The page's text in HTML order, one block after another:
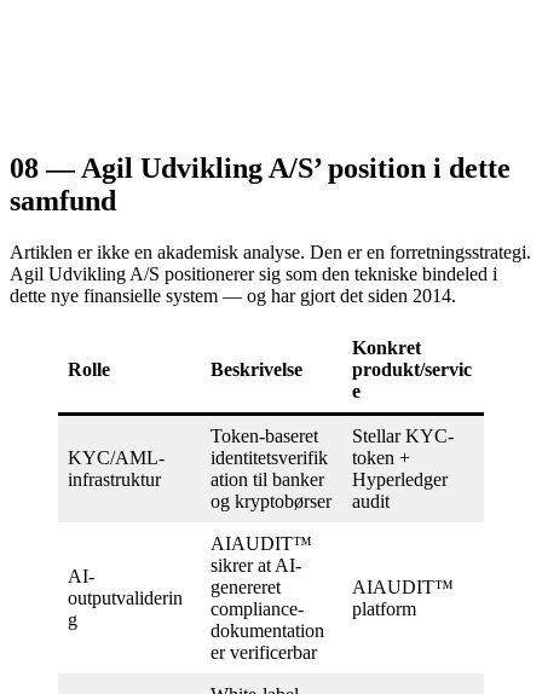
08 — Agil Udvikling A/S’ position i dette
samfund
Artiklen er ikke en akademisk analyse. Den er en forretningsstrategi.
Agil Udvikling A/S positionerer sig som den tekniske bindeled i
dette nye finansielle system — og har gjort det siden 2014.
Rolle Beskrivelse
Konkret
produkt/servic
e
KYC/AML-
infrastruktur
Token-baseret
identitetsverifik
ation til banker
og kryptobørser
Stellar KYC-
token +
Hyperledger
audit
AI-
outputvaliderin
g
AIAUDIT™
sikrer at AI-
genereret
compliance-
dokumentation
er verificerbar
AIAUDIT™
platform